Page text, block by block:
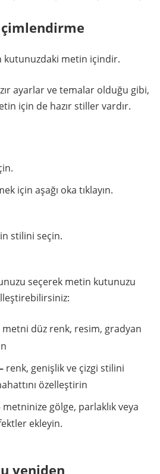
metin içindir.
ayarlar ve temalar olduğu gibi,
için de hazır stiller vardır.
için aşağı oka tıklayın.
stilini seçin.
seçerek metin kutunuzu
metni düz renk, resim, gradyan
renk, genişlik ve çizgi stilini
özelleştirin
metninize gölge, parlaklık veya
ekleyin.
yeniden